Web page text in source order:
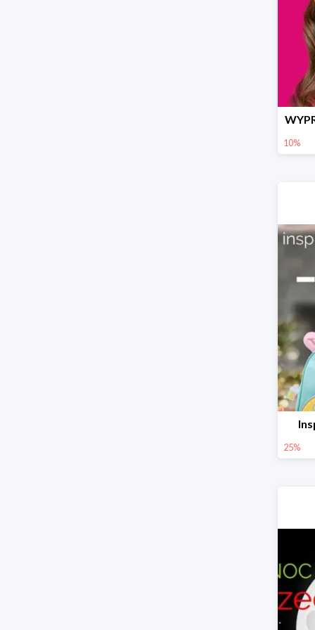
10%
25%